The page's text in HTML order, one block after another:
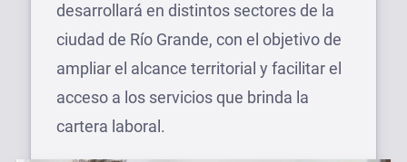
desarrollará en distintos sectores de la
ciudad de Río Grande, con el objetivo de
ampliar el alcance territorial y facilitar el
acceso a los servicios que brinda la
cartera laboral.